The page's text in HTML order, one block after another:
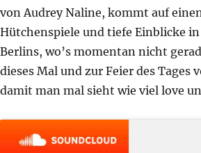
von Audrey Naline, kommt auf
Hütchenspiele und tiefe Einblicke
Berlins, wo’s momentan nicht
dieses Mal und zur Feier des
damit man mal sieht wie viel love